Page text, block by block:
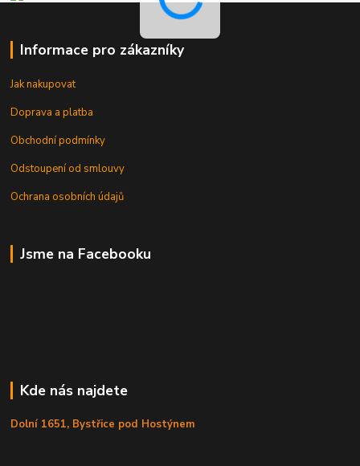
Informace pro zákazníky
Jak nakupovat
Doprava a platba
Obchodní podmínky
Odstoupení od smlouvy
Ochrana osobních údajů
Jsme na Facebooku
Kde nás najdete
Dolní 1651, Bystřice pod Hostýnem